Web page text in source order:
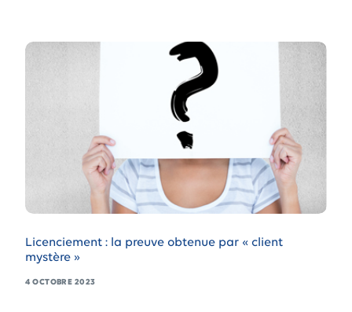
Licenciement : la preuve obtenue par « client
mystère »
4 OCTOBRE 2023